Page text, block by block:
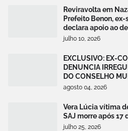
Reviravolta em
Prefeito Benon,
declara apoio ao
julho 10, 2026
EXCLUSIVO: EX-
DENUNCIA
DO CONSELHO
agosto 04, 2026
Vera Lúcia vítima
SAJ morre após 17
julho 25, 2026